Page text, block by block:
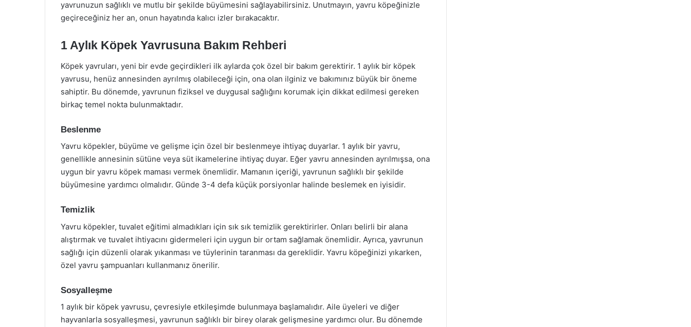
yavrunuzun sağlıklı ve mutlu bir şekilde büyümesini sağlayabilirsiniz. Unutmayın, yavru köpeğinizle
geçireceğiniz her an, onun hayatında kalıcı izler bırakacaktır.
1 Aylık Köpek Yavrusuna Bakım Rehberi
Köpek yavruları, yeni bir evde geçirdikleri ilk aylarda çok özel bir bakım gerektirir. 1 aylık bir köpek
yavrusu, henüz annesinden ayrılmış olabileceği için, ona olan ilginiz ve bakımınız büyük bir öneme
sahiptir. Bu dönemde, yavrunun fiziksel ve duygusal sağlığını korumak için dikkat edilmesi gereken
birkaç temel nokta bulunmaktadır.
Beslenme
Yavru köpekler, büyüme ve gelişme için özel bir beslenmeye ihtiyaç duyarlar. 1 aylık bir yavru,
genellikle annesinin sütüne veya süt ikamelerine ihtiyaç duyar. Eğer yavru annesinden ayrılmışsa, ona
uygun bir yavru köpek maması vermek önemlidir. Mamanın içeriği, yavrunun sağlıklı bir şekilde
büyümesine yardımcı olmalıdır. Günde 3-4 defa küçük porsiyonlar halinde beslemek en iyisidir.
Temizlik
Yavru köpekler, tuvalet eğitimi almadıkları için sık sık temizlik gerektirirler. Onları belirli bir alana
alıştırmak ve tuvalet ihtiyacını gidermeleri için uygun bir ortam sağlamak önemlidir. Ayrıca, yavrunun
sağlığı için düzenli olarak yıkanması ve tüylerinin taranması da gereklidir. Yavru köpeğinizi yıkarken,
özel yavru şampuanları kullanmanız önerilir.
Sosyalleşme
1 aylık bir köpek yavrusu, çevresiyle etkileşimde bulunmaya başlamalıdır. Aile üyeleri ve diğer
hayvanlarla sosyalleşmesi, yavrunun sağlıklı bir birey olarak gelişmesine yardımcı olur. Bu dönemde